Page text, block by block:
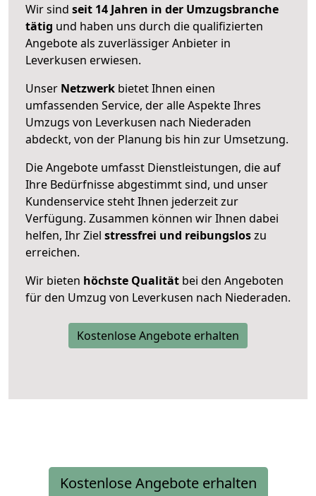
Wir sind seit 14 Jahren in der Umzugsbranche
tätig und haben uns durch die qualifizierten
Angebote als zuverlässiger Anbieter in
Leverkusen erwiesen.
Unser Netzwerk bietet Ihnen einen
umfassenden Service, der alle Aspekte Ihres
Umzugs von Leverkusen nach Niederaden
abdeckt, von der Planung bis hin zur Umsetzung.
Die Angebote umfasst Dienstleistungen, die auf
Ihre Bedürfnisse abgestimmt sind, und unser
Kundenservice steht Ihnen jederzeit zur
Verfügung. Zusammen können wir Ihnen dabei
helfen, Ihr Ziel stressfrei und reibungsloszu
erreichen.
Wir bieten höchste Qualität bei den Angeboten
für den Umzug von Leverkusen nach Niederaden.
Kostenlose Angebote erhalten
Kostenlose Angebote erhalten